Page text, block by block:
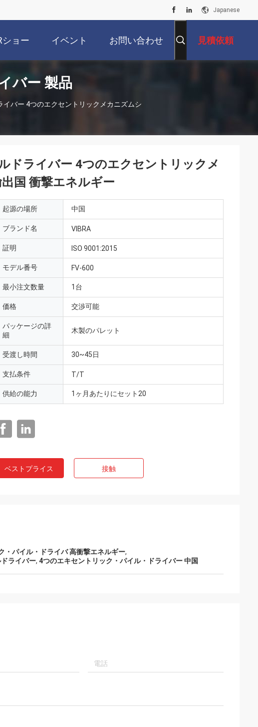
Japanese
ショー イベント お問い合わせ 見積依頼
バー 製品
バー 4つのエクセントリックメカニズムシ
ドライバー 4つのエクセントリックメ
国 衝撃エネルギー
起源の場所 中国
ブランド名 VIBRA
証明 ISO 9001:2015
モデル番号 FV-600
最小注文数量 1台
価格 交渉可能
パッケージの詳
細
木製のパレット
受渡し時間 30~45日
支払条件 T/T
供給の能力 1ヶ月あたりにセット20
ベストプライス 接触
・パイル・ドライバ 高衝撃エネルギー,
ライバー, 4つのエキセントリック・パイル・ドライバー 中国